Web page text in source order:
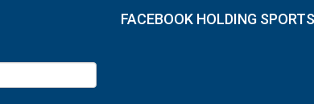
FACEBOOK HOLDING SPORTS